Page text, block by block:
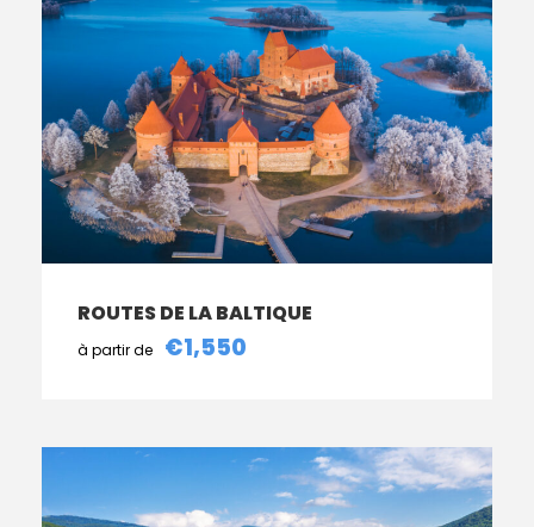
ROUTES DE LA BALTIQUE
€1,550